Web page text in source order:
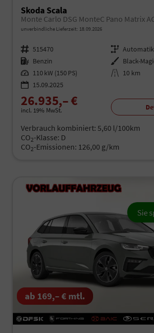
Skoda Scala
unverbindliche Lieferzeit: 18.09.2026
Fahrzeugnr. 515470 Getriebe Automatik
Kraftstoff Benzin Außenfarbe Black-
Leistung 110 kW (150 PS) Kilometerstand 10 km
15.09.2025
26.935,– €
incl. 19% MwSt.
Verbrauch kombiniert: 5,60 l/100km
CO2-Klasse: D
CO2-Emissionen: 126,00 g/km
ab 169,– € mtl.
Sie